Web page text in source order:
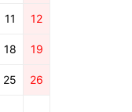
11 12
18 19
25 26